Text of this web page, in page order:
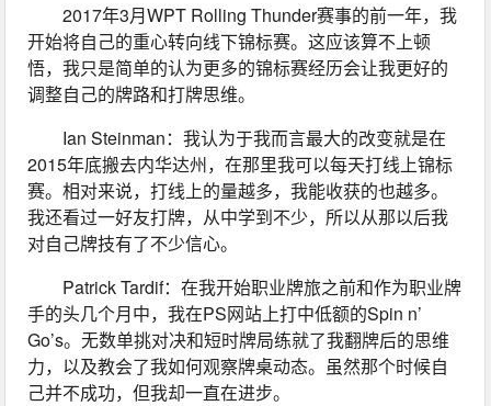
2017年3月WPT Rolling Thunder赛事的前一年，我
开始将自己的重心转向线下锦标赛。这应该算不上顿
悟，我只是简单的认为更多的锦标赛经历会让我更好的
调整自己的牌路和打牌思维。
Ian Steinman：我认为于我而言最大的改变就是在
2015年底搬去内华达州，在那里我可以每天打线上锦标
赛。相对来说，打线上的量越多，我能收获的也越多。
我还看过一好友打牌，从中学到不少，所以从那以后我
对自己牌技有了不少信心。
Patrick Tardif：在我开始职业牌旅之前和作为职业牌
手的头几个月中，我在PS网站上打中低额的Spin n’
Go’s。无数单挑对决和短时牌局练就了我翻牌后的思维
力，以及教会了我如何观察牌桌动态。虽然那个时候自
己并不成功，但我却一直在进步。